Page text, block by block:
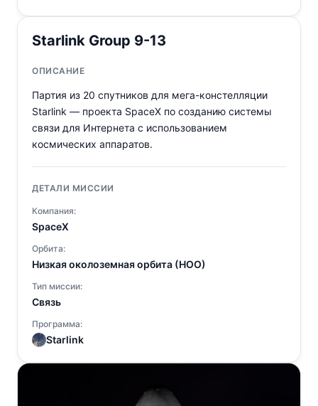
Starlink Group 9-13
ОПИСАНИЕ
Партия из 20 спутников для мега-констелляции
Starlink — проекта SpaceX по созданию системы
связи для Интернета с использованием
космических аппаратов.
ДЕТАЛИ МИССИИ
Компания:
SpaceX
Орбита:
Низкая околоземная орбита (НОО)
Тип миссии:
Связь
Программа:
Starlink